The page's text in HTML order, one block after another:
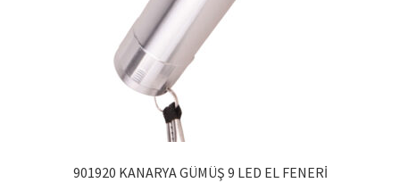
901920 KANARYA GÜMÜŞ 9 LED EL FENERİ